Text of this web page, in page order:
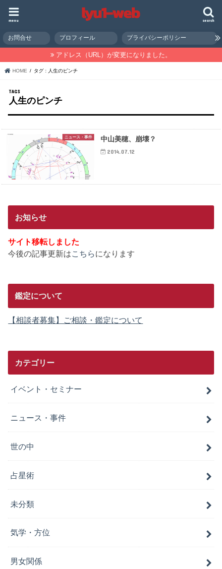
search
menu
お問合せ プロフィール プライバシーポリシー
アドレス（URL）が変更になりました。
HOME タグ : 人生のピンチ
人生のピンチ
ニュース・事件 中山美穂、崩壊？
2014.07.12
お知らせ
サイト移転しました
今後の記事更新はこちらになります
鑑定について
【相談者募集】ご相談・鑑定について
カテゴリー
イベント・セミナー
ニュース・事件
世の中
占星術
未分類
気学・方位
男女関係